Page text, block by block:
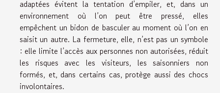
adaptées évitent la tentation d’empiler, et, dans un
environnement où l’on peut être pressé, elles
empêchent un bidon de basculer au moment où l’on en
saisit un autre. La fermeture, elle, n’est pas un symbole
: elle limite l’accès aux personnes non autorisées, réduit
les risques avec les visiteurs, les saisonniers non
formés, et, dans certains cas, protège aussi des chocs
involontaires.